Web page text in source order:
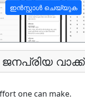
ഇൻസ്റ്റാൾ ചെയ്യുക
ജനപ്രിയ വാക്ക്
one can make.